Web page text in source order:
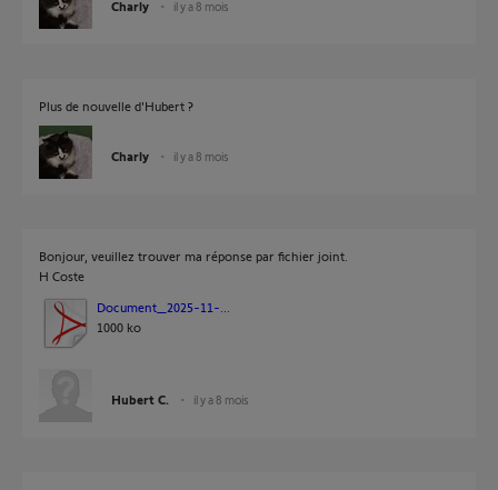
Charly il y a 8 mois
Plus de nouvelle d'Hubert ?
Charly il y a 8 mois
Bonjour, veuillez trouver ma réponse par fichier joint.
H Coste
Document_2025-11-...
1000 ko
Hubert C. il y a 8 mois